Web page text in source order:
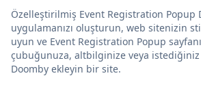
Özelleştirilmiş Event Registration Popup
uygulamanızı oluşturun, web sitenizin
uyun ve Event Registration Popup
çubuğunuza, altbilginize veya
Doomby ekleyin bir site.